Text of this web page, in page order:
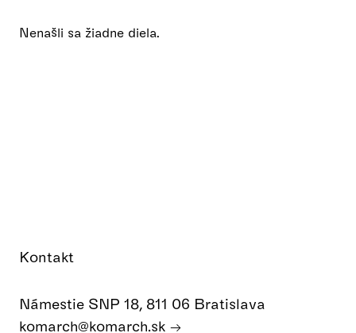
Nenašli sa žiadne diela.
Kontakt
Námestie SNP 18, 811 06 Bratislava
komarch@komarch.sk